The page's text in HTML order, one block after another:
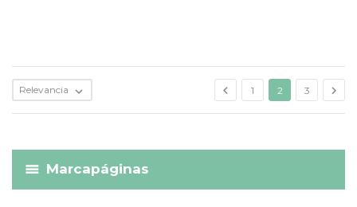
Marcapáginas
Relevancia   1 2 3 